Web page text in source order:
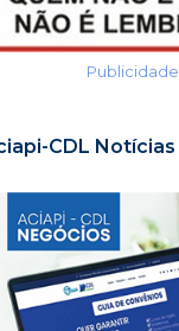
Publicidade
CDL Notícias